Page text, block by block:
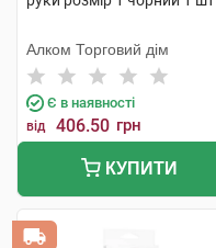
Алком Торговий дім
Є в наявності
від 406.50 грн
КУПИТИ